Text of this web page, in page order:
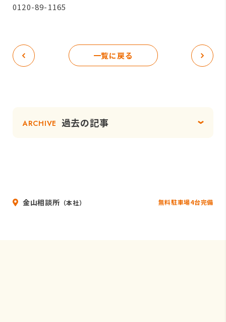
0120-89-1165
一覧に戻る
ARCHIVE 過去の記事
金山相談所 （本社） 無料駐車場4台完備